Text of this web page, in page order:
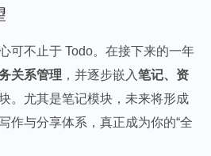
可不止于 Todo。在接下来的一年
关系管理 ，并逐步嵌入笔记、资
。尤其是笔记模块，未来将形成
作与分享体系，真正成为你的“全